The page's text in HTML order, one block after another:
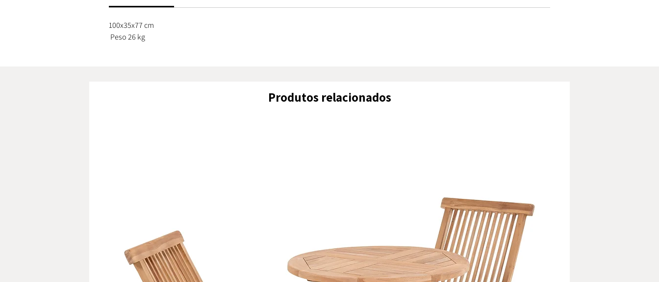
ecléticos.
100x35x77 cm
Peso 26 kg
Produtos relacionados